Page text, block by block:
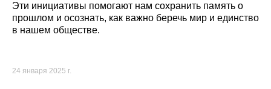
Эти инициативы помогают нам сохранить память о
прошлом и осознать, как важно беречь мир и единство
в нашем обществе.
24 января 2025 г.